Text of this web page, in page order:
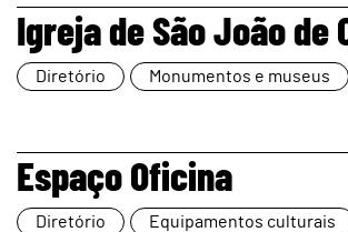
page
Igreja de São João de
Diretório Monumentos e museus
page
Espaço Oficina
Diretório Equipamentos culturais